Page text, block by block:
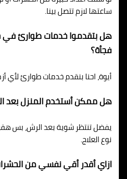
ساعتها لازم تتصل بينا.
هل بتقدموا خدمات طوارئ في
فجأة؟
أيوة، احنا بنقدم خدمات طوارئ
هل ممكن أستخدم المنزل بعد
يفضل تنتظر شوية بعد الرش، بس
نوع العلاج.
ازاي أقدر أقي نفسي من